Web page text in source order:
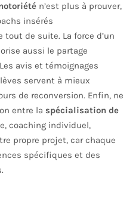
n’est plus à prouver,
insérés
de suite. La force d’un
aussi le partage
avis et témoignages
servent à mieux
de reconversion. Enfin, ne
entre la spécialisation de
coaching individuel,
propre projet, car chaque
spécifiques et des